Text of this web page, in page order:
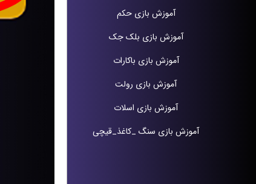
آموزش بازی حکم
آموزش بازی بلک جک
آموزش بازی باکارات
آموزش بازی رولت
آموزش بازی اسلات
آموزش بازی سنگ _کاغذ_قیچی